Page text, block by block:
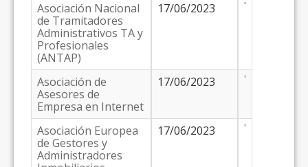
Asociación Nacional
de Tramitadores
Administrativos TA y
Profesionales
(ANTAP)
17/06/2023
Asociación de
Asesores de
Empresa en Internet
17/06/2023
Asociación Europea
de Gestores y
Administradores
17/06/2023